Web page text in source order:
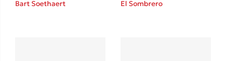
Bart Soethaert El Sombrero